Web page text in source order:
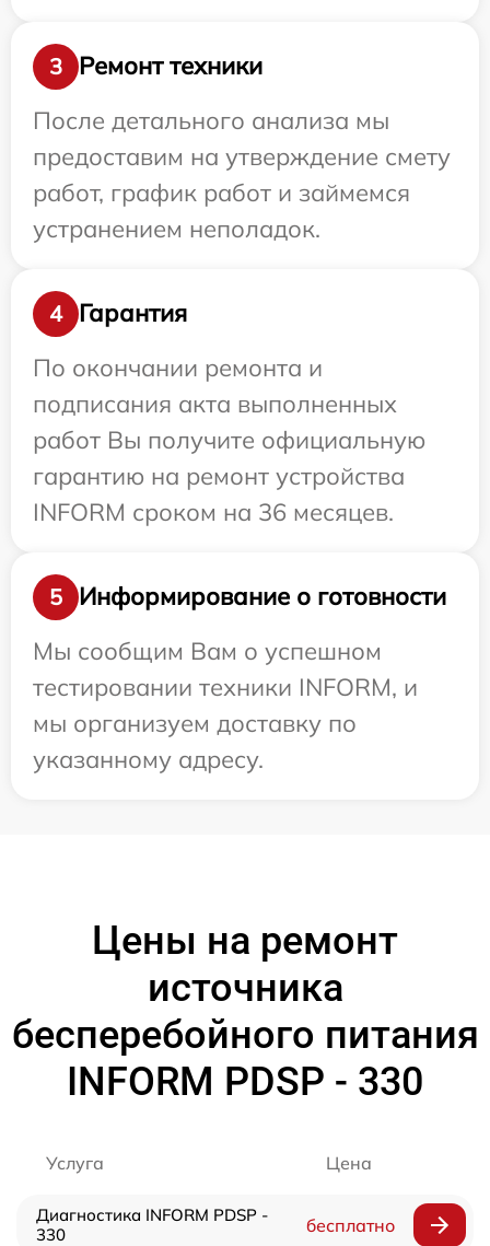
3
Ремонт техники
После детального анализа мы
предоставим на утверждение смету
работ, график работ и займемся
устранением неполадок.
4
Гарантия
По окончании ремонта и
подписания акта выполненных
работ Вы получите официальную
гарантию на ремонт устройства
INFORM сроком на 36 месяцев.
5
Информирование о готовности
Мы сообщим Вам о успешном
тестировании техники INFORM, и
мы организуем доставку по
указанному адресу.
Цены на ремонт
источника
бесперебойного питания
INFORM PDSP - 330
Услуга Цена
Диагностика INFORM PDSP -
330
бесплатно